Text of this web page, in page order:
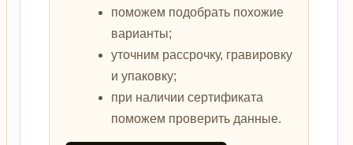
поможем подобрать похожие
варианты;
уточним рассрочку, гравировку
и упаковку;
при наличии сертификата
поможем проверить данные.